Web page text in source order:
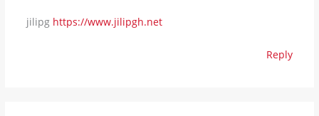
jilipg https://www.jilipgh.net
Reply